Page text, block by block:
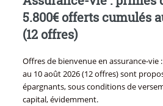
5.800€ offerts cumulés
(12 offres)
Offres de bienvenue en assurance-vie
au 10 août 2026 (12 offres) sont
épargnants, sous conditions de
capital, évidemment.